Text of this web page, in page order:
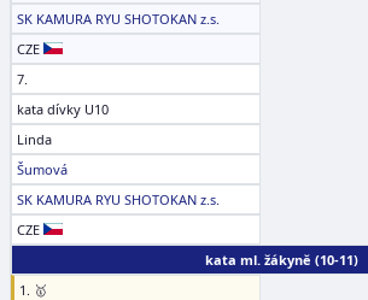
SK KAMURA RYU SHOTOKAN z.s.
CZE
7.
kata dívky U10
Linda
Šumová
SK KAMURA RYU SHOTOKAN z.s.
CZE
kata ml. žákyně (10-11)
1. 🥇